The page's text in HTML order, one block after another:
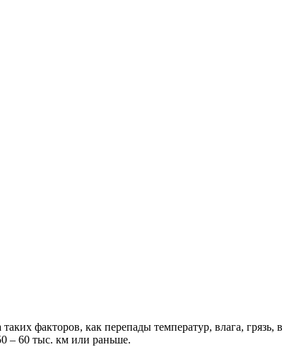
факторов, как перепады температур, влага,
– 60 тыс. км или раньше.